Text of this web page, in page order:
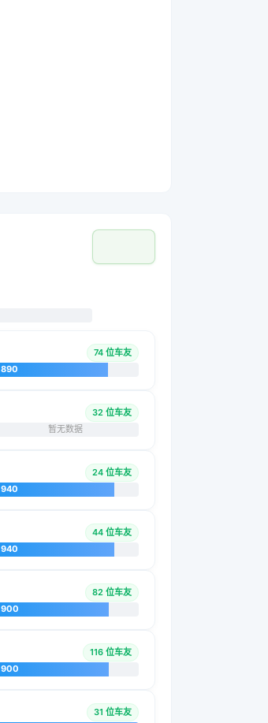
74 位车友
890
32 位车友
暂无数据
24 位车友
940
44 位车友
940
82 位车友
900
116 位车友
900
31 位车友